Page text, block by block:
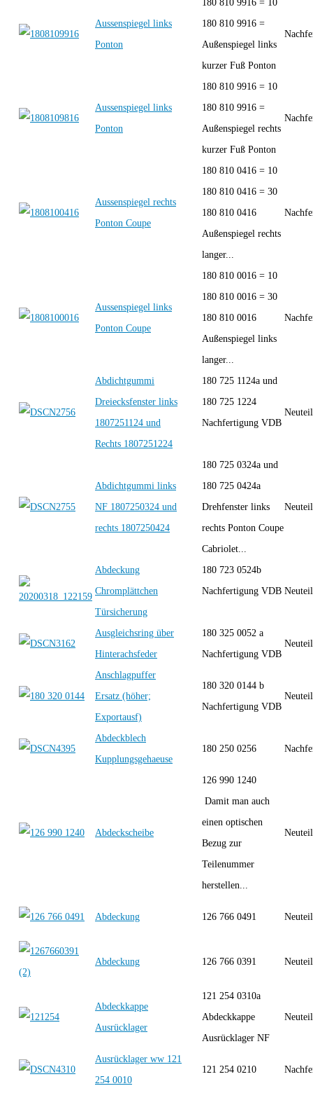
Aussenspiegel links
Ponton
180 810 9916 = 10
180 810 9916 =
Außenspiegel links
kurzer Fuß Ponton
Aussenspiegel links
Ponton
180 810 9916 = 10
180 810 9916 =
Außenspiegel rechts
kurzer Fuß Ponton
Aussenspiegel rechts
Ponton Coupe
180 810 0416 = 10
180 810 0416 = 30
180 810 0416
Außenspiegel rechts
langer...
Aussenspiegel links
Ponton Coupe
180 810 0016 = 10
180 810 0016 = 30
180 810 0016
Außenspiegel links
langer...
Abdichtgummi
Dreiecksfenster links
1807251124 und
Rechts 1807251224
180 725 1124a und
180 725 1224
Nachfertigung VDB
Abdichtgummi links
NF 1807250324 und
rechts 1807250424
180 725 0324a und
180 725 0424a
Drehfenster links
rechts Ponton Coupe
Cabriolet...
Abdeckung
Chromplättchen
Türsicherung
180 723 0524b
Nachfertigung VDB
Ausgleichsring über
Hinterachsfeder
180 325 0052 a
Nachfertigung VDB
Anschlagpuffer
Ersatz (höher;
Exportausf)
180 320 0144 b
Nachfertigung VDB
Abdeckblech
Kupplungsgehaeuse
180 250 0256
Abdeckscheibe
126 990 1240
Damit man auch
einen optischen
Bezug zur
Teilenummer
herstellen...
Abdeckung 126 766 0491
Abdeckung 126 766 0391
Abdeckkappe
Ausrücklager
121 254 0310a
Abdeckkappe
Ausrücklager NF
Ausrücklager ww 121
254 0010
121 254 0210